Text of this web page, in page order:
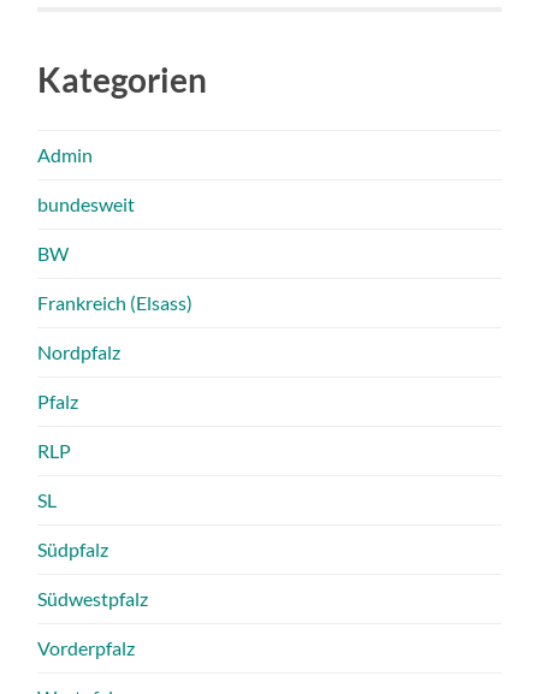
Kategorien
Admin
bundesweit
BW
Frankreich (Elsass)
Nordpfalz
Pfalz
RLP
SL
Südpfalz
Südwestpfalz
Vorderpfalz